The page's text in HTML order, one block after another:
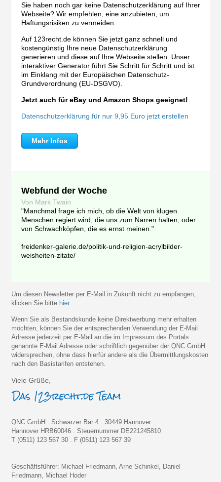
Sie haben noch gar keine Datenschutzerklärung auf Ihrer
Webseite? Wir empfehlen, eine anzubieten, um
Haftungsrisiken zu vermeiden.
Auf 123recht.de können Sie jetzt ganz schnell und
kostengünstig Ihre neue Datenschutzerklärung
generieren und diese auf Ihre Webseite stellen. Unser
interaktiver Generator führt Sie Schritt für Schritt und ist
im Einklang mit der Europäischen Datenschutz-
Grundverordnung (EU-DSGVO).
Jetzt auch für eBay und Amazon Shops geeignet!
Datenschutzerklärung für nur 9,95 Euro jetzt erstellen
Mehr Infos
Webfund der Woche
Von Mark Twain
"Manchmal frage ich mich, ob die Welt von klugen
Menschen regiert wird, die uns zum Narren halten, oder
von Schwachköpfen, die es ernst meinen."
freidenker-galerie.de/politik-und-religion-acrylbilder-
weisheiten-zitate/
Um diesen Newsletter per E-Mail in Zukunft nicht zu empfangen,
klicken Sie bitte hier.
Wenn Sie als Bestandskunde keine Direktwerbung mehr erhalten
möchten, können Sie der entsprechenden Verwendung der E-Mail
Adresse jederzeit per E-Mail an die im Impressum des Portals
genannte E-Mail Adresse oder schriftlich gegenüber der QNC GmbH
widersprechen, ohne dass hierfür andere als die Übermittlungskosten
nach den Basistarifen entstehen.
Viele Grüße,
QNC GmbH . Schwarzer Bär 4 . 30449 Hannover
Hannover HRB60046 . Steuernummer DE221245810
T (0511) 123 567 30 . F (0511) 123 567 39
Geschäftsführer: Michael Friedmann, Arne Schinkel, Daniel
Friedmann, Michael Hoder